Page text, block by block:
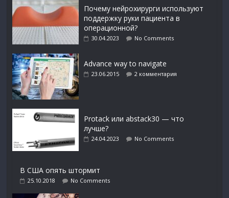
Почему нейрохирурги используют
поддержку руки пациента в
операционной?
30.04.2023 No Comments
Advance way to navigate
23.06.2015 2 комментария
Protack или abstack30 — что
лучше?
24.04.2023 No Comments
В США опять штормит
25.10.2018 No Comments